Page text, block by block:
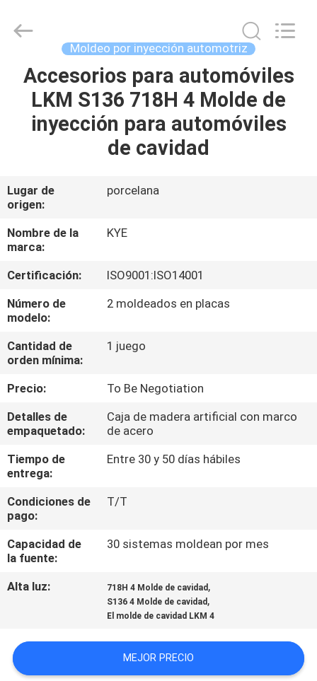
HOGAR
PRODUCTOS
NOSOTROS
VIAJE
DE
LA
FÁBRICA
CONTROL
CALIDAD
ÉNTRENOS
EN
CONTACTO
CON
PIDA
UNA
NOTICIAS
Moldeo por inyección automotriz
Accesorios para automóviles
LKM S136 718H 4 Molde de
inyección para automóviles
de cavidad
Lugar de
origen:
porcelana
Nombre de la
marca:
KYE
Certificación:
ISO9001:ISO14001
Número de
modelo:
2 moldeados en placas
Cantidad de
orden mínima:
1 juego
Precio:
To Be Negotiation
Detalles de
empaquetado:
Caja de madera artificial con marco
de acero
Tiempo de
entrega:
Entre 30 y 50 días hábiles
Condiciones de
pago:
T/T
Capacidad de
la fuente:
30 sistemas moldean por mes
Alta luz: 718H 4 Molde de cavidad ,
S136 4 Molde de cavidad ,
El molde de cavidad LKM 4
MEJOR PRECIO